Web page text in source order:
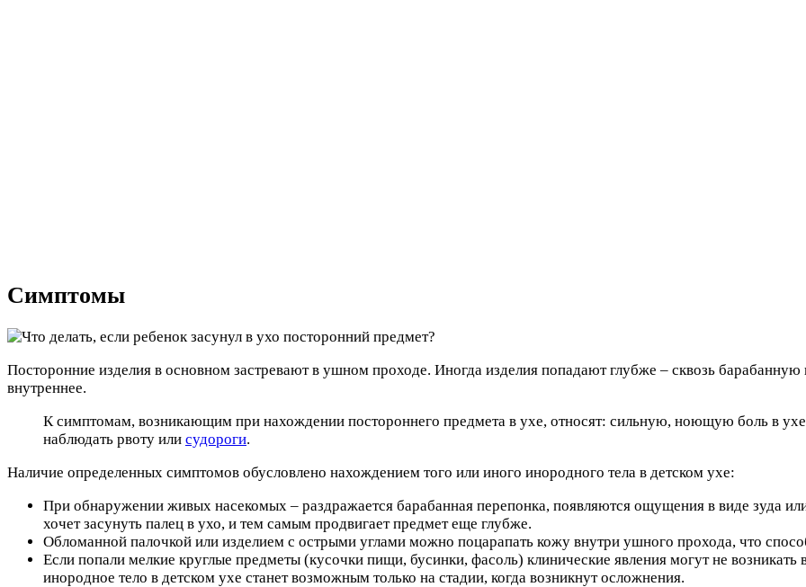
Симптомы
Посторонние изделия в основном застревают в ушном проходе. Иногда изделия попадают глубже – сквозь барабанную
внутреннее.
К симптомам, возникающим при нахождении постороннего предмета в ухе, относят: сильную, ноющую боль в
наблюдать рвоту или судороги.
Наличие определенных симптомов обусловлено нахождением того или иного инородного тела в детском ухе:
При обнаружении живых насекомых – раздражается барабанная перепонка, появляются ощущения в виде зуда
хочет засунуть палец в ухо, и тем самым продвигает предмет еще глубже.
Обломанной палочкой или изделием с острыми углами можно поцарапать кожу внутри ушного прохода, что
Если попали мелкие круглые предметы (кусочки пищи, бусинки, фасоль) клинические явления могут не возникать
инородное тело в детском ухе станет возможным только на стадии, когда возникнут осложнения.